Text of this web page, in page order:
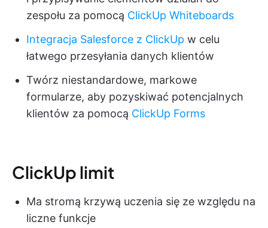
zespołu za pomocą ClickUp Whiteboards
Integracja Salesforce z ClickUp w celu
łatwego przesyłania danych klientów
Twórz niestandardowe, markowe
formularze, aby pozyskiwać potencjalnych
klientów za pomocą ClickUp Forms
ClickUp limit
Ma stromą krzywą uczenia się ze względu na
liczne funkcje